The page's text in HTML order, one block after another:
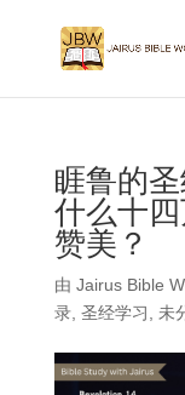
睚鲁的
什么十
赞美？
由 Jairus Bible
录, 圣经学习 未